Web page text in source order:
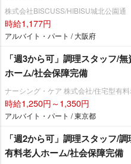
株式会社BISCUSS/HIBISU城北公園通
時給1,177円
アルバイト・パート / 大阪府
「週3から可」調理スタッフ/
ホーム/社会保障完備
ナーシング・ケア 株式会社/住宅型有
時給1,250円～1,350円
アルバイト・パート / 東京都
「週2から可」調理スタッフ/
有料老人ホーム/社会保障完備